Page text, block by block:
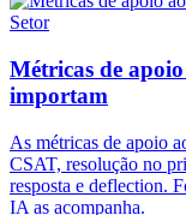
Setor
Métricas de
importam
As métricas de apoio
CSAT, resolução no
resposta e deflection.
IA as acompanha.